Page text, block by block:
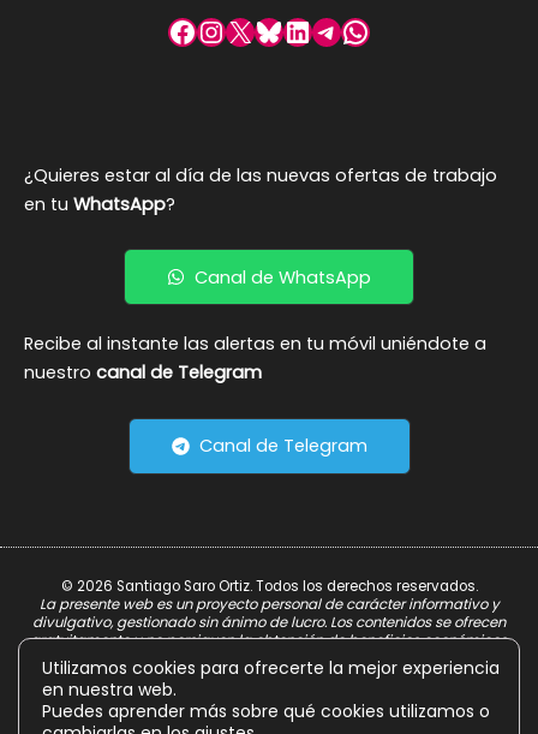
Facebook
Instagram
X Bluesky
LinkedIn
Telegram
WhatsApp
¿Quieres estar al día de las nuevas ofertas de trabajo
en tu WhatsApp?
Canal de WhatsApp
Recibe al instante las alertas en tu móvil uniéndote a
nuestro canal de Telegram
Canal de Telegram
© 2026 Santiago Saro Ortiz. Todos los derechos reservados.
La presente web es un proyecto personal de carácter informativo y
divulgativo, gestionado sin ánimo de lucro. Los contenidos se ofrecen
gratuitamente y no persiguen la obtención de beneficios económicos.
Política de Privacidad
Utilizamos cookies para ofrecerte la mejor experiencia
en nuestra web.
Puedes aprender más sobre qué cookies utilizamos o